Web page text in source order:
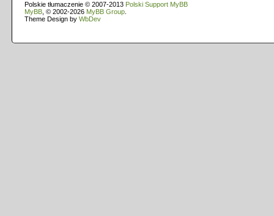
Polskie tłumaczenie © 2007-2013 Polski Support MyBB
MyBB , © 2002-2026 MyBB Group
Theme Design by WbDev